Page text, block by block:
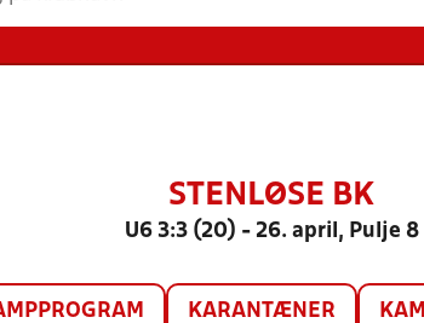
STENLØSE BK
U6 3:3 (20) - 26. april, Pulje 8
KARANTÆNER